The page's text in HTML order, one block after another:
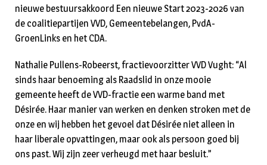
nieuwe bestuursakkoord Een nieuwe Start 2023-2026 van
de coalitiepartijen VVD, Gemeentebelangen, PvdA-
GroenLinks en het CDA.
Nathalie Pullens-Robeerst, fractievoorzitter VVD Vught: “Al
sinds haar benoeming als Raadslid in onze mooie
gemeente heeft de VVD-fractie een warme band met
Désirée. Haar manier van werken en denken stroken met de
onze en wij hebben het gevoel dat Désirée niet alleen in
haar liberale opvattingen, maar ook als persoon goed bij
ons past. Wij zijn zeer verheugd met haar besluit.”